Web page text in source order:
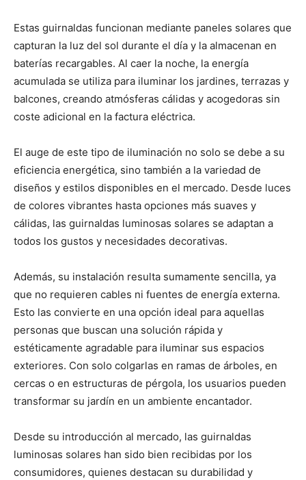
Estas guirnaldas funcionan mediante paneles solares que
capturan la luz del sol durante el día y la almacenan en
baterías recargables. Al caer la noche, la energía
acumulada se utiliza para iluminar los jardines, terrazas y
balcones, creando atmósferas cálidas y acogedoras sin
coste adicional en la factura eléctrica.
El auge de este tipo de iluminación no solo se debe a su
eficiencia energética, sino también a la variedad de
diseños y estilos disponibles en el mercado. Desde luces
de colores vibrantes hasta opciones más suaves y
cálidas, las guirnaldas luminosas solares se adaptan a
todos los gustos y necesidades decorativas.
Además, su instalación resulta sumamente sencilla, ya
que no requieren cables ni fuentes de energía externa.
Esto las convierte en una opción ideal para aquellas
personas que buscan una solución rápida y
estéticamente agradable para iluminar sus espacios
exteriores. Con solo colgarlas en ramas de árboles, en
cercas o en estructuras de pérgola, los usuarios pueden
transformar su jardín en un ambiente encantador.
Desde su introducción al mercado, las guirnaldas
luminosas solares han sido bien recibidas por los
consumidores, quienes destacan su durabilidad y